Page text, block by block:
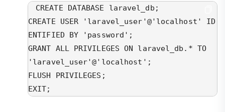
CREATE DATABASE laravel_db;
CREATE USER 'laravel_user'@'localhost' ID
ENTIFIED BY 'password';
GRANT ALL PRIVILEGES ON laravel_db.* TO
'laravel_user'@'localhost';
FLUSH PRIVILEGES;
EXIT;